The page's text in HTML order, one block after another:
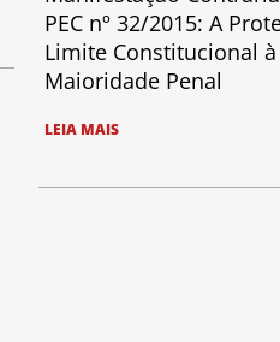
PEC nº 32/2015: A
Limite Constitucional
Maioridade Penal
LEIA MAIS